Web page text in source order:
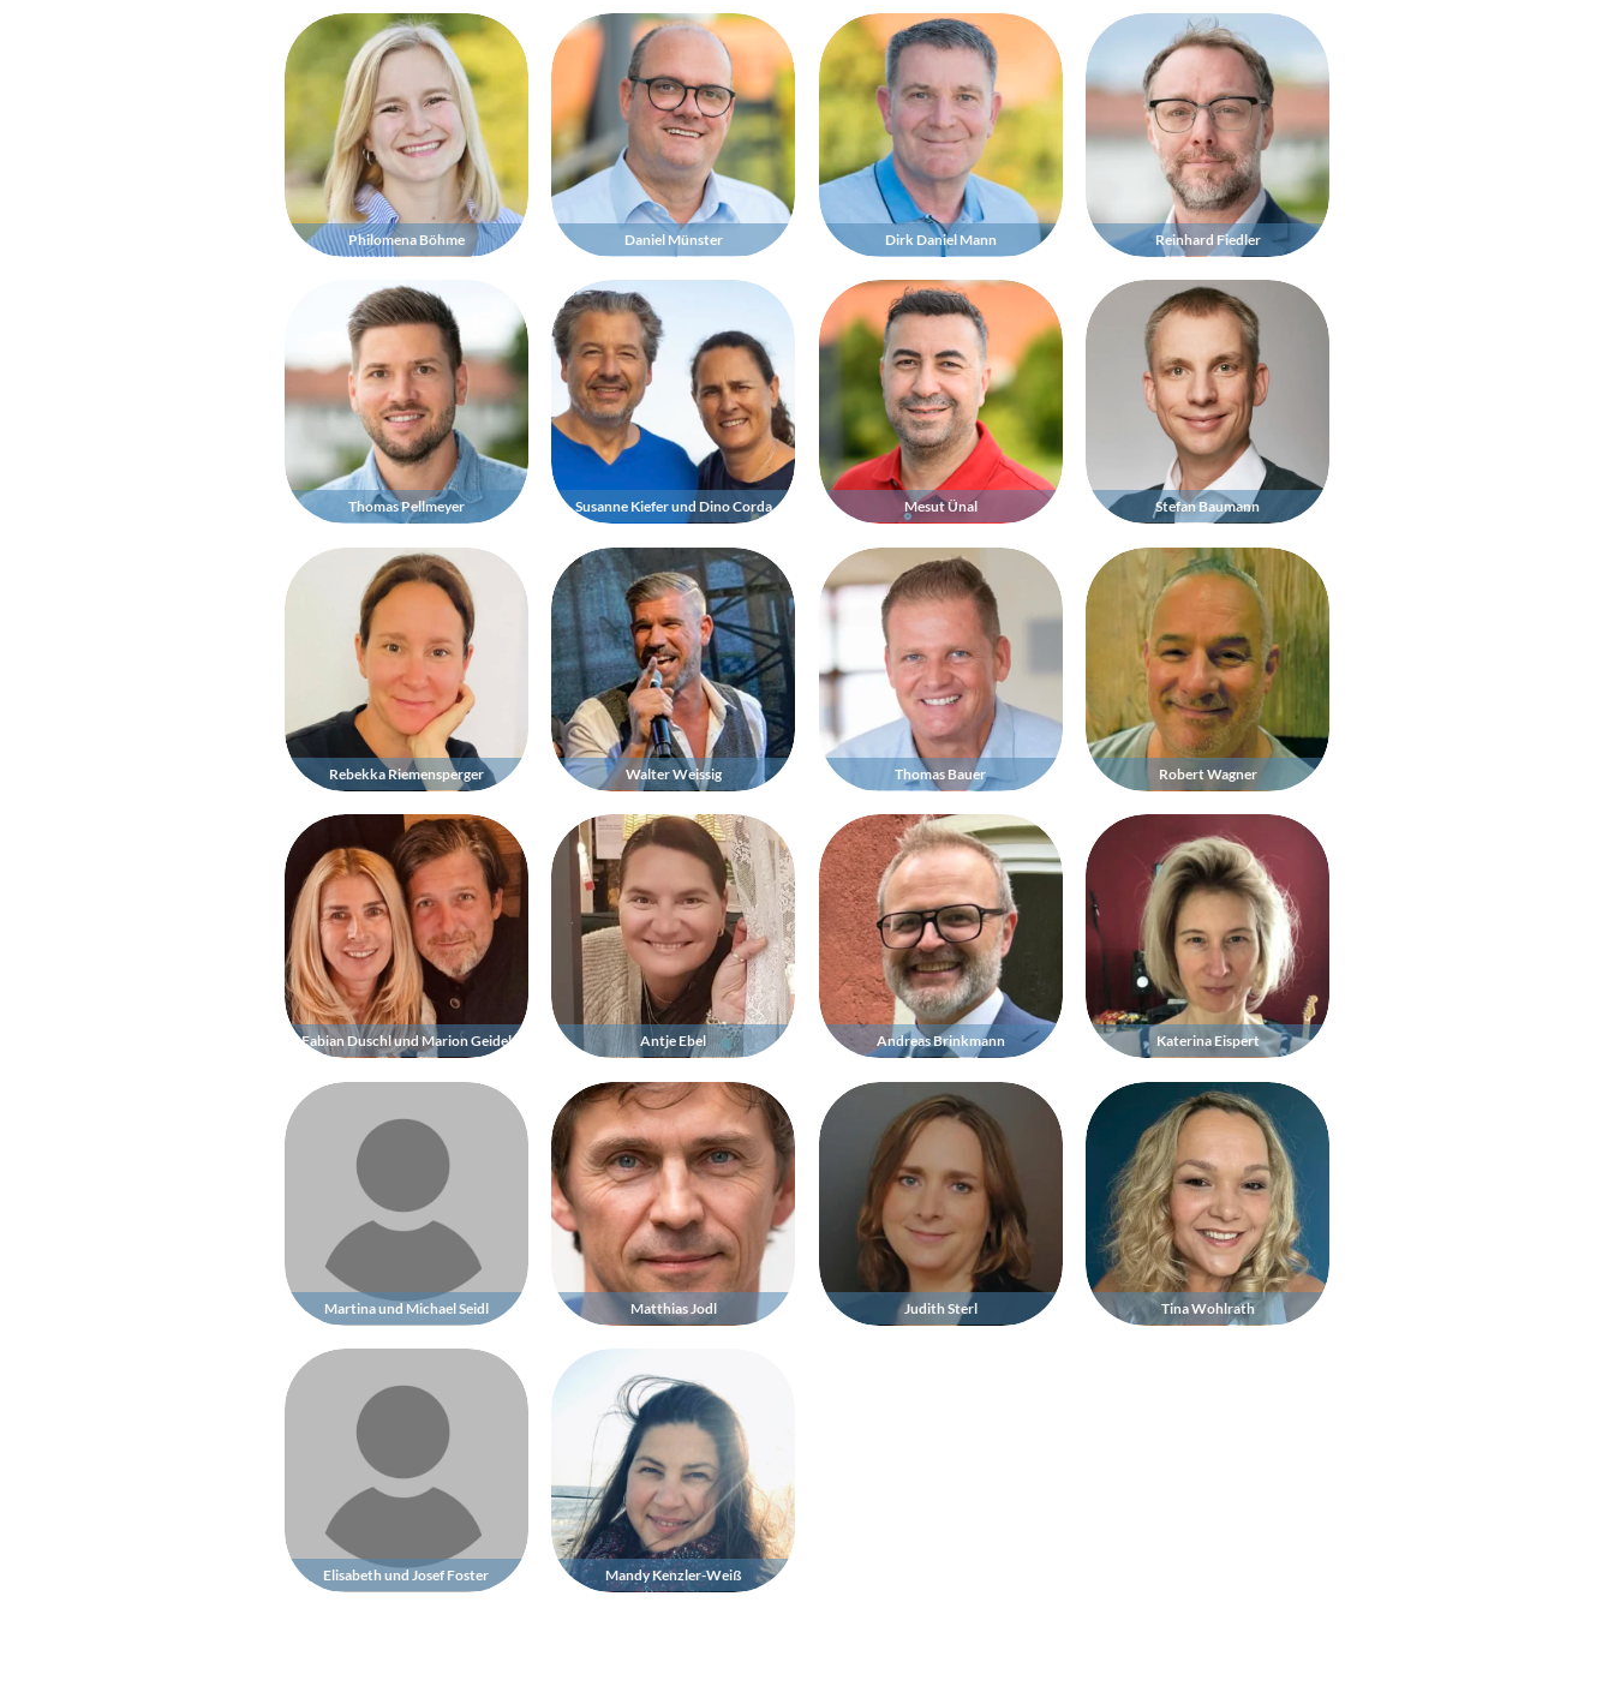
Philomena Böhme Daniel Münster Dirk Daniel Mann Reinhard Fiedler
Thomas Pellmeyer Susanne Kiefer und Dino Corda Mesut Ünal Stefan Baumann
Rebekka Riemensperger Walter Weissig Thomas Bauer Robert Wagner
Fabian Duschl und Marion Geidel Antje Ebel Andreas Brinkmann Katerina Eispert
Martina und Michael Seidl Matthias Jodl Judith Sterl Tina Wohlrath
Elisabeth und Josef Foster Mandy Kenzler-Weiß